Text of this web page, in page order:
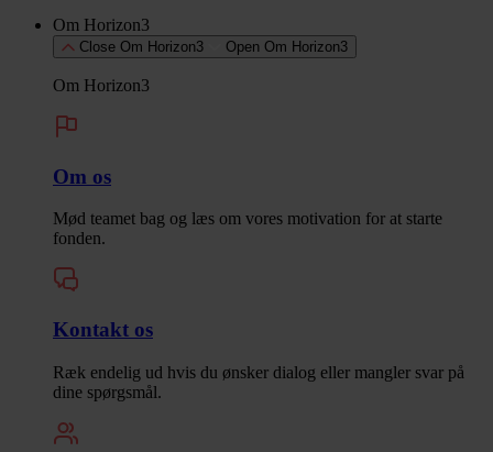
Om Horizon3
Close Om Horizon3 Open Om Horizon3
Om Horizon3
Om os
Mød teamet bag og læs om vores motivation for at starte
fonden.
Kontakt os
Ræk endelig ud hvis du ønsker dialog eller mangler svar på
dine spørgsmål.